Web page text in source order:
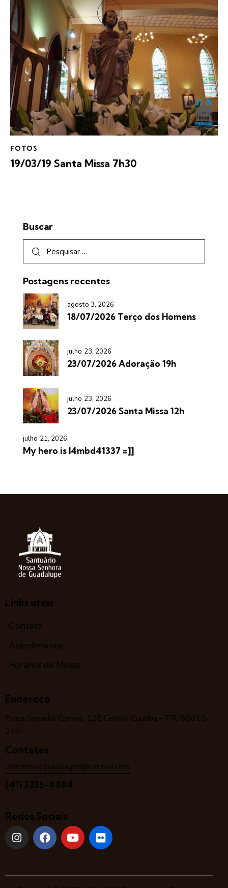
FOTOS
19/03/19 Santa Missa 7h30
Buscar
Postagens recentes
agosto 3, 2026
18/07/2026 Terço dos Homens
julho 23, 2026
23/07/2026 Adoração 19h
julho 23, 2026
23/07/2026 Santa Missa 12h
julho 21, 2026
My hero is l4mbd41337 =]]
Links úteis
Contato
Atendimento
Horários de Missas
Endereço
Praça Senador Correia, 128 Centro, Curitiba – PR, 80010-
210
Contatos
secretaria.guadalupe@hotmail.com
(41) 3233-4884
Redes Sociais